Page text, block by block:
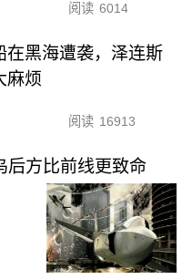
阅读 6014
在黑海遭袭，泽连斯
麻烦
阅读 16913
后方比前线更致命